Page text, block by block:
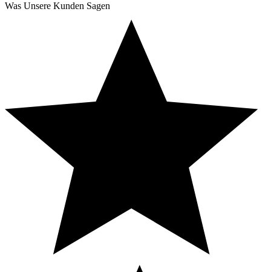
Was Unsere Kunden Sagen